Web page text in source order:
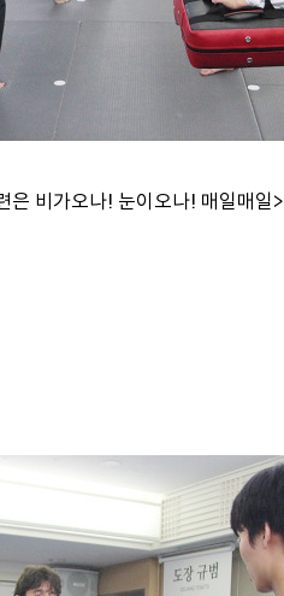
은 비가오나! 눈이오나! 매일매일>